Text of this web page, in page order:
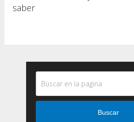
saber
Buscar